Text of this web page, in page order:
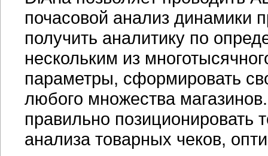
почасовой анализ динамики
получить аналитику по
нескольким из
параметры, сформировать
любого множества
правильно позиционировать
анализа товарных чеков,